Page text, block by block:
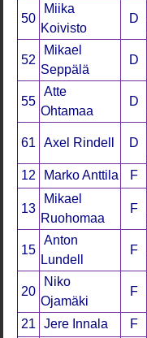
50
Miika
Koivisto
D
52
Mikael
Seppälä
D
55
Atte
Ohtamaa
D
61 Axel Rindell D
12 Marko Anttila F
13
Mikael
Ruohomaa
F
15
Anton
Lundell
F
20
Niko
Ojamäki
F
21 Jere Innala F